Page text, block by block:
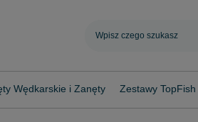
Wędkarskie i Zanęty Zestawy TopFish